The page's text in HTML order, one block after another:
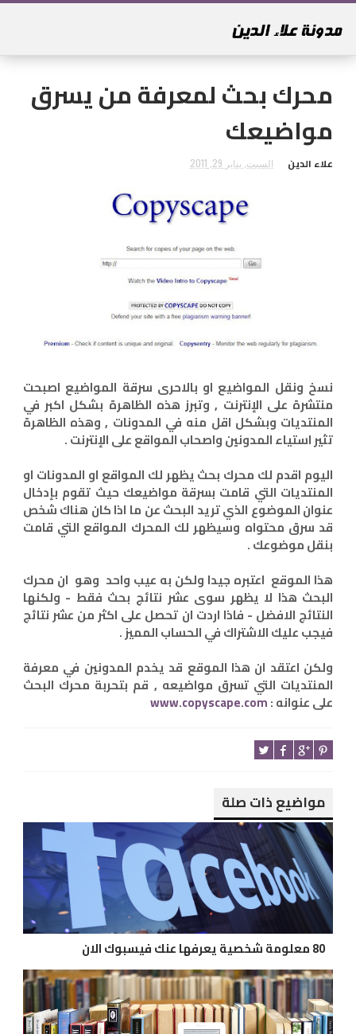
محرك بحث لمعرفة من يسرق
مواضيعك
علاء الدين السبت, يناير 29, 2011
نسخ ونقل المواضيع او بالاحرى سرقة المواضيع اصبحت
منتشرة على الإنترنت , وتبرز هذه الظاهرة بشكل اكبر في
المنتديات وبشكل اقل منه في المدونات , وهذه الظاهرة
تثير استياء المدونين واصحاب المواقع على الإنترنت .
اليوم اقدم لك محرك بحث يظهر لك المواقع او المدونات او
المنتديات التي قامت بسرقة مواضيعك حيث تقوم بإدخال
عنوان الموضوع الذي تريد البحث عن ما اذا كان هناك شخص
قد سرق محتواه وسيظهر لك المحرك المواقع التي قامت
بنقل موضوعك .
هذا الموقع اعتبره جيدا ولكن به عيب واحد وهو ان محرك
البحث هذا لا يظهر سوى عشر نتائج بحث فقط - ولكنها
النتائج الافضل - فاذا اردت ان تحصل على اكثر من عشر نتائج
فيجب عليك الاشتراك في الحساب المميز .
ولكن اعتقد ان هذا الموقع قد يخدم المدونين في معرفة
المنتديات التي تسرق مواضيعه , قم بتحربة محرك البحث
على عنوانه :www.copyscape.com
مواضيع ذات صلة
80 معلومة شخصية يعرفها عنك فيسبوك الان